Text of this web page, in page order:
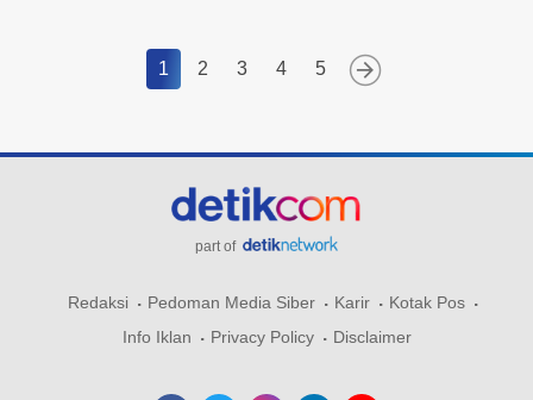
1 2 3 4 5
part of
Redaksi Pedoman Media Siber Karir
Kotak Pos
Info Iklan
Privacy Policy Disclaimer